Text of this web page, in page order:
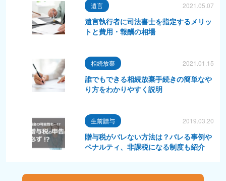
遺言 2021.05.07
遺言執行者に司法書士を指定するメリッ
トと費用・報酬の相場
相続放棄 2021.01.15
誰でもできる相続放棄手続きの簡単なや
り方をわかりやすく説明
生前贈与 2019.03.20
贈与税がバレない方法は？バレる事例や
ペナルティ、非課税になる制度も紹介